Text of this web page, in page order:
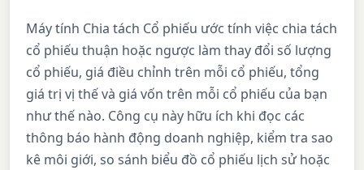
Máy tính Chia tách Cổ phiếu ước tính việc chia tách
cổ phiếu thuận hoặc ngược làm thay đổi số lượng
cổ phiếu, giá điều chỉnh trên mỗi cổ phiếu, tổng
giá trị vị thế và giá vốn trên mỗi cổ phiếu của bạn
như thế nào. Công cụ này hữu ích khi đọc các
thông báo hành động doanh nghiệp, kiểm tra sao
kê môi giới, so sánh biểu đồ cổ phiếu lịch sử hoặc